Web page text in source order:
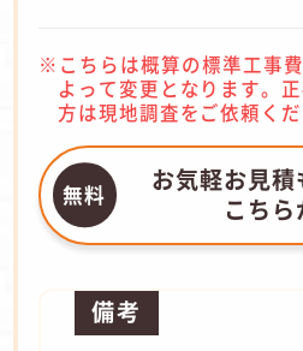
こちらは概算の標準工事
よって変更となります。
方は現地調査をご依頼くだ
お気軽お見
こちら
備考